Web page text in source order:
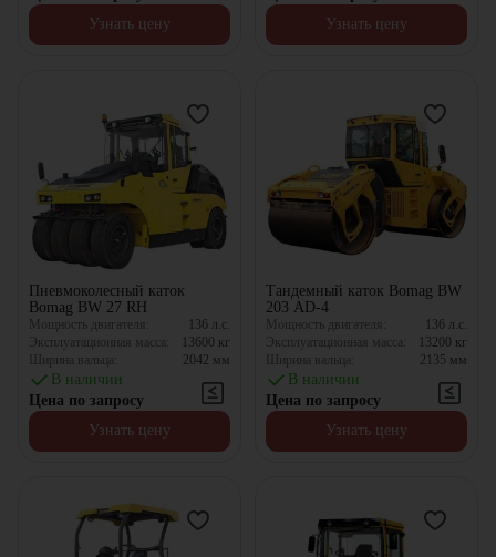
Узнать цену
Узнать цену
Пневмоколесный каток
Bomag BW 27 RH
Мощность двигателя: 136 л.с.
Эксплуатационная масса:
13600 кг
Ширина вальца:
2042 мм
В наличии
Цена по запросу
Узнать цену
Тандемный каток Bomag BW
203 AD-4
Мощность двигателя: 136 л.с.
Эксплуатационная масса:
13200 кг
Ширина вальца:
2135 мм
В наличии
Цена по запросу
Узнать цену